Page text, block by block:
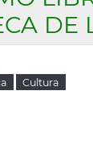
DE
Cultura